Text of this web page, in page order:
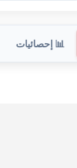
📊 إحصائيات